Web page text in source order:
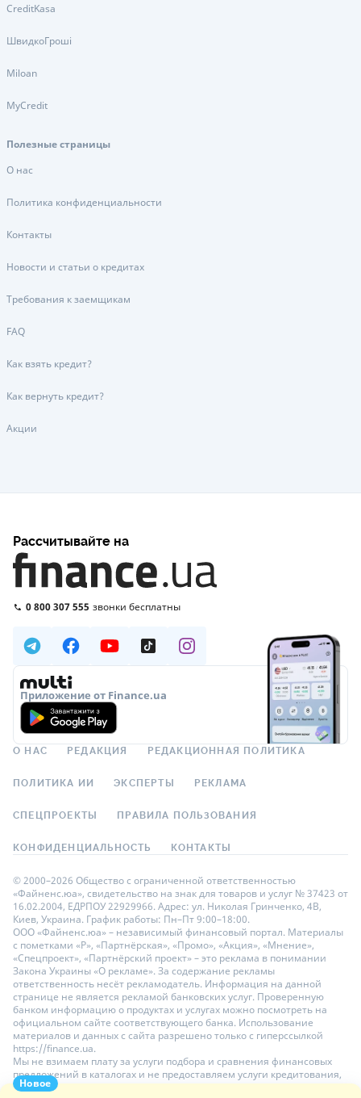
Новое
CreditKasa
ШвидкоГроші
Miloan
MyCredit
Полезные страницы
О нас
Политика конфиденциальности
Контакты
Новости и статьи о кредитах
Требования к заемщикам
FAQ
Как взять кредит?
Как вернуть кредит?
Акции
Рассчитывайте на
0 800 307 555 звонки бесплатны
Приложение от Finance.ua
О НАС РЕДАКЦИЯ РЕДАКЦИОННАЯ ПОЛИТИКА
ПОЛИТИКА ИИ ЭКСПЕРТЫ РЕКЛАМА
СПЕЦПРОЕКТЫ ПРАВИЛА ПОЛЬЗОВАНИЯ
КОНФИДЕНЦИАЛЬНОСТЬ КОНТАКТЫ
© 2000–2026 Общество с ограниченной ответственностью
«Файненс.юа», свидетельство на знак для товаров и услуг № 37423 от
16.02.2004, ЕДРПОУ 22929966. Адрес: ул. Николая Гринченко, 4В,
Киев, Украина. График работы: Пн–Пт 9:00–18:00.
ООО «Файненс.юа» – независимый финансовый портал. Материалы
с пометками «Р», «Партнёрская», «Промо», «Акция», «Мнение»,
«Спецпроект», «Партнёрский проект» – это реклама в понимании
Закона Украины «О рекламе». За содержание рекламы
ответственность несёт рекламодатель. Информация на данной
странице не является рекламой банковских услуг. Проверенную
банком информацию о продуктах и услугах можно посмотреть на
официальном сайте соответствующего банка. Использование
материалов и данных с сайта разрешено только с гиперссылкой
https://finance.ua.
Мы не взимаем плату за услуги подбора и сравнения финансовых
предложений в каталогах и не предоставляем услуги кредитования,
размещения депозитов и страхования. Ваши личные данные на